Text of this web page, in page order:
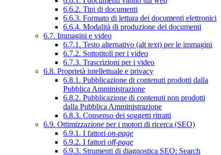
6.6.2. Tipi di documenti
6.6.3. Formato di lettura dei documenti elettronici
6.6.4. Modalità di produzione dei documenti
6.7. Immagini e video
6.7.1. Testo alternativo (alt text) per le immagini
6.7.2. Sottotitoli per i video
6.7.3. Trascrizioni per i video
6.8. Proprietà intellettuale e privacy
6.8.1. Pubblicazione di contenuti prodotti dalla
Pubblica Amministrazione
6.8.2. Pubblicazione di contenuti non prodotti
dalla Pubblica Amministrazione
6.8.3. Consenso dei soggetti ritratti
6.9. Ottimizzazione per i motori di ricerca (SEO)
6.9.1. I fattori on-page
6.9.2. I fattori off-page
6.9.3. Strumenti di diagnostica SEO: Search